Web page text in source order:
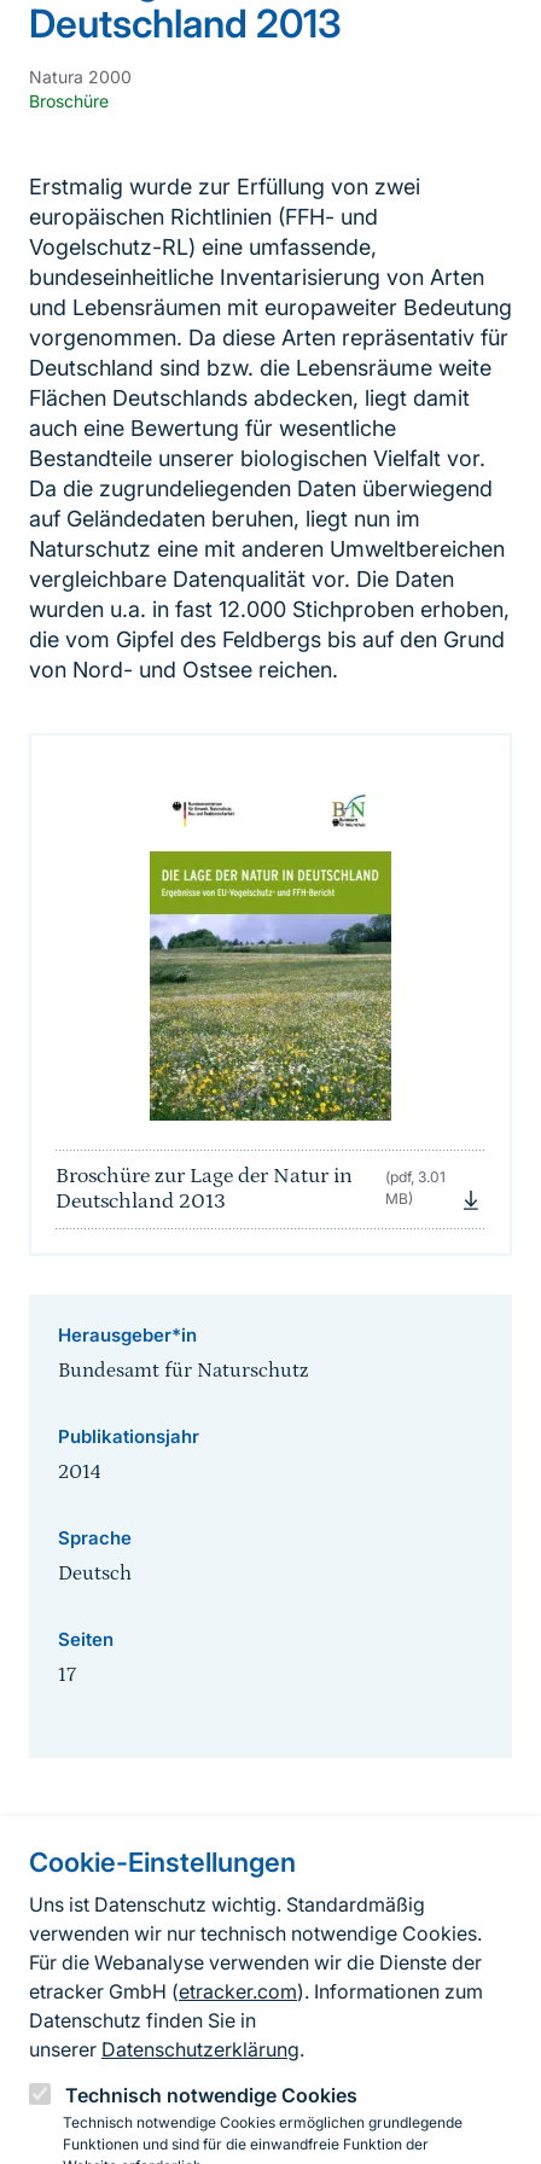
Cookie-Einstellungen
Uns ist Datenschutz wichtig. Standardmäßig
verwenden wir nur technisch notwendige Cookies.
Für die Webanalyse verwenden wir die Dienste der
etracker GmbH (etracker.com). Informationen zum
Datenschutz finden Sie in
unserer Datenschutzerklärung.
Technisch notwendige Cookies
Technisch notwendige Cookies ermöglichen grundlegende
Funktionen und sind für die einwandfreie Funktion der
Deutschland 2013
Natura 2000
Broschüre
Erstmalig wurde zur Erfüllung von zwei
europäischen Richtlinien (FFH- und
Vogelschutz-RL) eine umfassende,
bundeseinheitliche Inventarisierung von Arten
und Lebensräumen mit europaweiter Bedeutung
vorgenommen. Da diese Arten repräsentativ für
Deutschland sind bzw. die Lebensräume weite
Flächen Deutschlands abdecken, liegt damit
auch eine Bewertung für wesentliche
Bestandteile unserer biologischen Vielfalt vor.
Da die zugrundeliegenden Daten überwiegend
auf Geländedaten beruhen, liegt nun im
Naturschutz eine mit anderen Umweltbereichen
vergleichbare Datenqualität vor. Die Daten
wurden u.a. in fast 12.000 Stichproben erhoben,
die vom Gipfel des Feldbergs bis auf den Grund
von Nord- und Ostsee reichen.
Broschüre zur Lage der Natur in
Deutschland 2013
(pdf, 3.01
MB)
Herausgeber*in
Bundesamt für Naturschutz
Publikationsjahr
2014
Sprache
Deutsch
Seiten
17
Informationen zur Seite
FußzeileKontakt zum BfN
Kontaktformular
Erklärung zur Barrierefreiheit
Impressum
Datenschutz